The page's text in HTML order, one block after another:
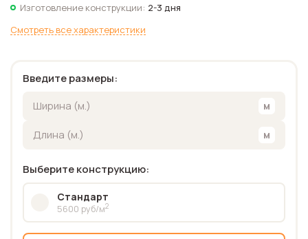
Введите размеры:
Выберите конструкцию:
Стандарт
5600 руб/м2
Изготовление конструкции: 2-3 дня
Смотреть все характеристики